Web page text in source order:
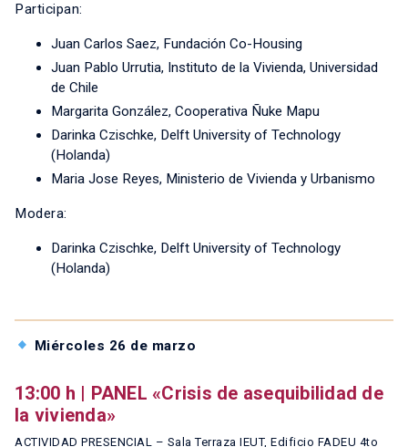
Participan:
Juan Carlos Saez, Fundación Co-Housing
Juan Pablo Urrutia, Instituto de la Vivienda, Universidad
de Chile
Margarita González, Cooperativa Ñuke Mapu
Darinka Czischke, Delft University of Technology
(Holanda)
Maria Jose Reyes, Ministerio de Vivienda y Urbanismo
Modera:
Darinka Czischke, Delft University of Technology
(Holanda)
Miércoles 26 de marzo
13:00 h | PANEL «Crisis de asequibilidad de
la vivienda»
ACTIVIDAD PRESENCIAL – Sala Terraza IEUT, Edificio FADEU 4to